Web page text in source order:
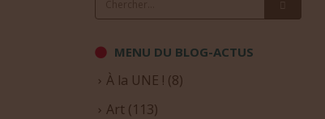
MENU DU BLOG-ACTUS
À la UNE ! (8)
Art (113)